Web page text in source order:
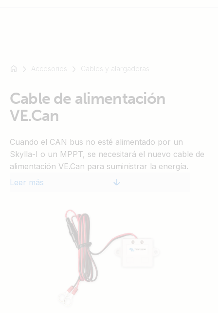
Por
SmartSolar
Multiplus-
XS
SmartShunt
Accesorios Cables y alargaderas
Cable de alimentación
VE.Can
Cuando el CAN bus no esté alimentado por un
Skylla-I o un MPPT, se necesitará el nuevo cable de
alimentación VE.Can para suministrar la energía.
Leer más